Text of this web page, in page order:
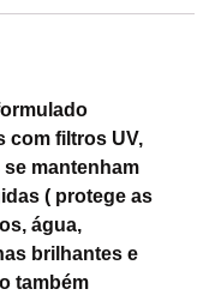
com filtros UV,
mantenham
( protege as
água,
brilhantes e
também